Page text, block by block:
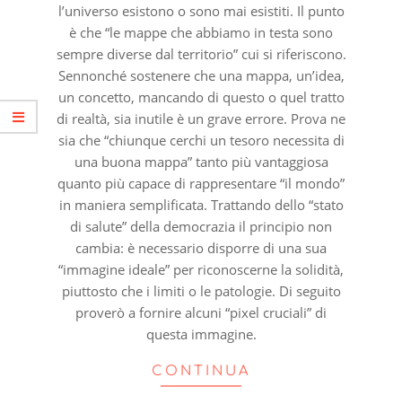
l’universo esistono o sono mai esistiti. Il punto
è che “le mappe che abbiamo in testa sono
sempre diverse dal territorio” cui si riferiscono.
Sennonché sostenere che una mappa, un’idea,
un concetto, mancando di questo o quel tratto
di realtà, sia inutile è un grave errore. Prova ne
sia che “chiunque cerchi un tesoro necessita di
una buona mappa” tanto più vantaggiosa
quanto più capace di rappresentare “il mondo”
in maniera semplificata. Trattando dello “stato
di salute” della democrazia il principio non
cambia: è necessario disporre di una sua
“immagine ideale” per riconoscerne la solidità,
piuttosto che i limiti o le patologie. Di seguito
proverò a fornire alcuni “pixel cruciali” di
questa immagine.
CONTINUA